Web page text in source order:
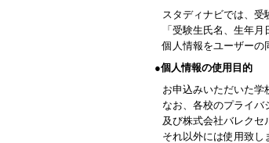
スタディナビでは、受
「受験生氏名、生年
個人情報をユーザーの
●個人情報の使用目的
お申込みいただいた学
なお、各校のプライバ
及び株式会社バレクセ
それ以外には使用致し